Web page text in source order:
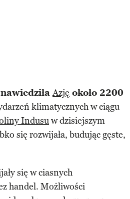
Azję około 2200
klimatycznych w ciągu
Indusuw dzisiejszym
się rozwijała, budując gęste,
się w ciasnych
handel. Możliwości